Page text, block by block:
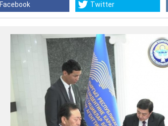
Facebook Twitter